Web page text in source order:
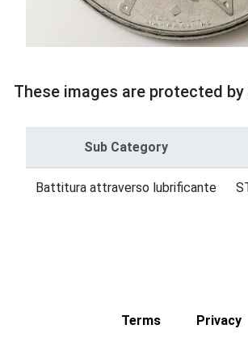
These images are protected
Sub Category
Battitura attraverso lubrificante
Terms Privacy